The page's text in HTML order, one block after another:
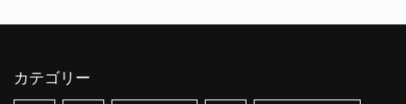
カテゴリー